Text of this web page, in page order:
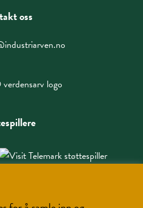
oss